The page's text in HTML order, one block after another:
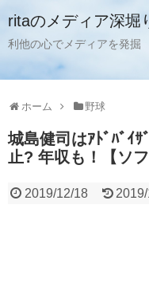
ritaのメディア深堀
利他の心でメディアを発掘
ホーム 野球
城島健司はｱﾄﾞﾊﾞｲ
止? 年収も！【ソ
2019/12/18